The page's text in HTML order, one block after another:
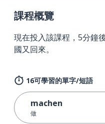
課程概覽
現在投入該課程，5分鐘
國又回來。
16可學習的單字/短語
machen
做